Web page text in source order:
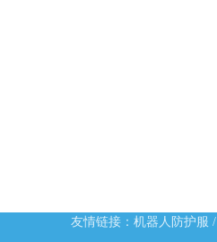
友情链接： 机器人防护服 /